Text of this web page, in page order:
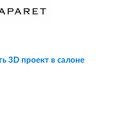
3D проект в салоне